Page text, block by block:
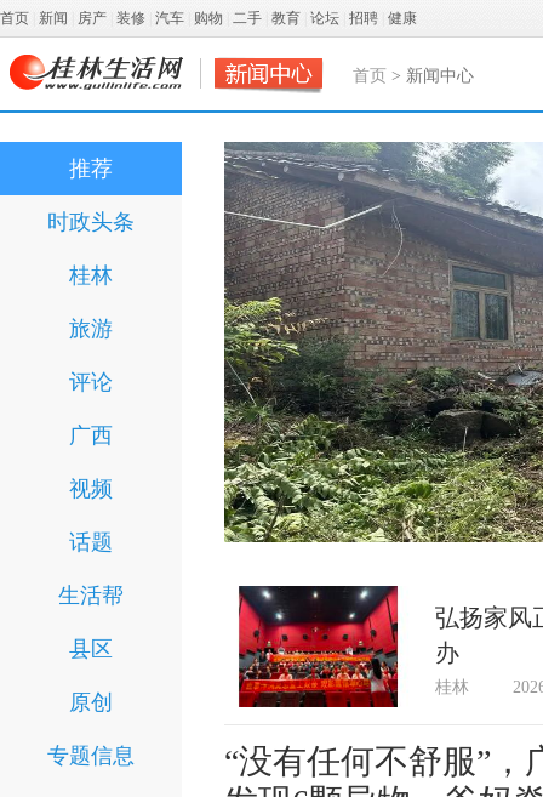
首页 新闻 房产 装修 汽车 购物 二手 教育 论坛 招聘 健康
首页 > 新闻中心
推荐
时政头条
桂林
旅游
评论
广西
视频
话题
生活帮
县区
原创
专题信息
那个睡觉在床头放菜刀的女孩，因老师一句“跟我回家”改写了人生 27岁男子查出1厘米结节，半
弘扬家风
办
桂林
“没有任何不舒服”